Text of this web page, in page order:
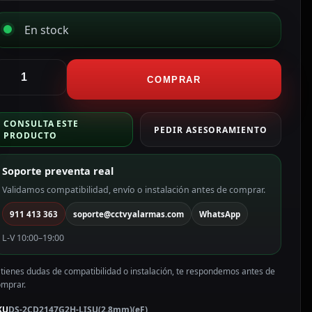
En stock
COMPRAR
CONSULTA ESTE
PRODUCTO
PEDIR ASESORAMIENTO
Soporte preventa real
Validamos compatibilidad, envío o instalación antes de comprar.
911 413 363 soporte@cctvyalarmas.com WhatsApp
L-V 10:00–19:00
dudas de compatibilidad o instalación, te respondemos antes de